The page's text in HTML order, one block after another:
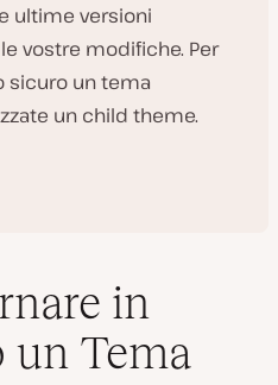
ultime versioni
vostre modifiche. Per
sicuro un tema
un child theme.
in
un Tema